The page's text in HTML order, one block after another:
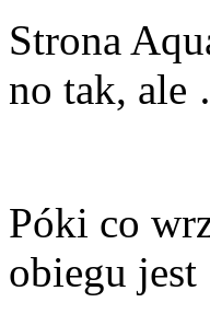
Strona
no tak, ale
Póki co
obiegu jest